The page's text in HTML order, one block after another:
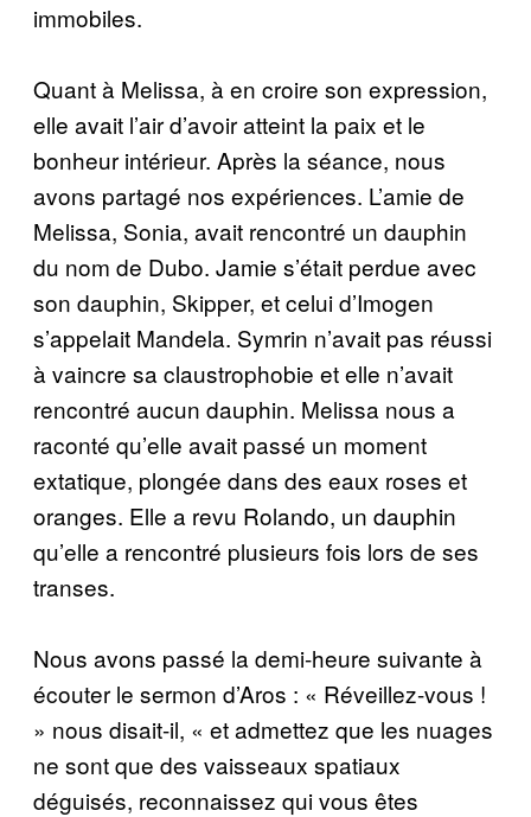
immobiles.
Quant à Melissa, à en croire son expression,
elle avait l’air d’avoir atteint la paix et le
bonheur intérieur. Après la séance, nous
avons partagé nos expériences. L’amie de
Melissa, Sonia, avait rencontré un dauphin
du nom de Dubo. Jamie s’était perdue avec
son dauphin, Skipper, et celui d’Imogen
s’appelait Mandela. Symrin n’avait pas réussi
à vaincre sa claustrophobie et elle n’avait
rencontré aucun dauphin. Melissa nous a
raconté qu’elle avait passé un moment
extatique, plongée dans des eaux roses et
oranges. Elle a revu Rolando, un dauphin
qu’elle a rencontré plusieurs fois lors de ses
transes.
Nous avons passé la demi-heure suivante à
écouter le sermon d’Aros : « Réveillez-vous !
» nous disait-il, « et admettez que les nuages
ne sont que des vaisseaux spatiaux
déguisés, reconnaissez qui vous êtes